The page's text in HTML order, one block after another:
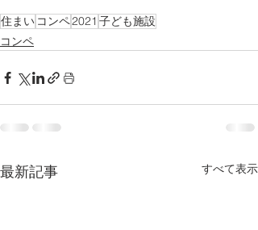
住まい コンペ2021 子ども施設
コンペ
最新記事 すべて表示